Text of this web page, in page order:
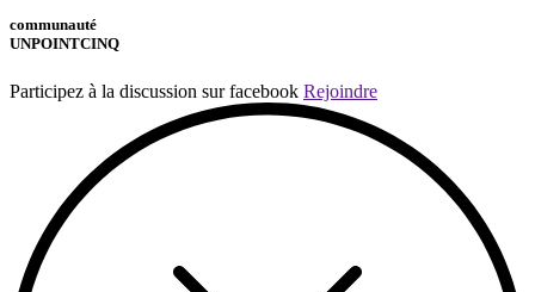
communauté
UNPOINTCINQ
Participez à la discussion sur facebook Rejoindre